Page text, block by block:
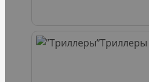
Триллеры